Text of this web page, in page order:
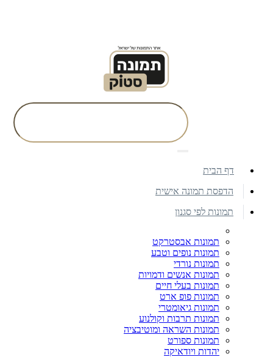
דף הבית
הדפסת תמונה אישית
תמונות לפי סגנון
תמונות אבסטרקט
תמונות נופים וטבע
תמונות נורדי
תמונות אנשים ודמויות
תמונות בעלי חיים
תמונות פופ ארט
תמונות גיאומטרי
תמונות תרבות וקולנוע
תמונות השראה ומוטיבציה
תמונות ספורט
יהדות ויודאיקה